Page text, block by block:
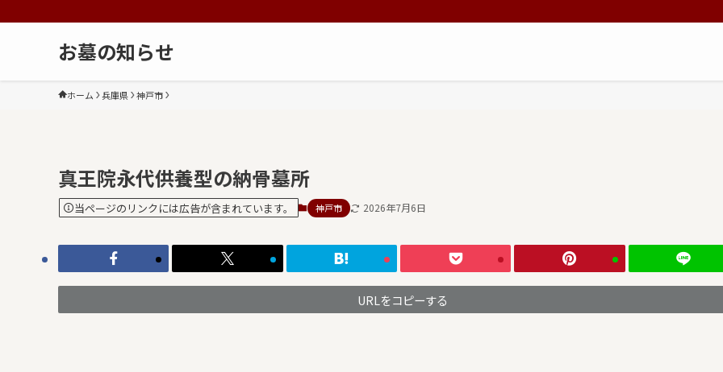
お墓の知らせ
ホーム 兵庫県 神戸市
真王院永代供養型の納骨墓所
当ページのリンクには広告が含まれています。 神戸市 2026年7月6日
URLをコピーする